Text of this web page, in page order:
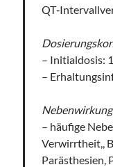
– Initialdosis:
–
– häufige
Verwirrtheit,,
Parästhesien,